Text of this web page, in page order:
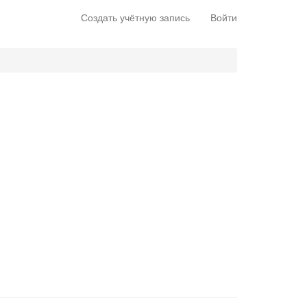
Создать учётную запись Войти